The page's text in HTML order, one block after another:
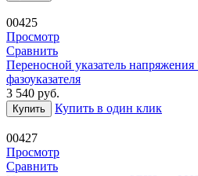
00425
Просмотр
Сравнить
Переносной указатель
фазоуказателя
3 540 руб.
Купить Купить в один клик
00427
Просмотр
Сравнить